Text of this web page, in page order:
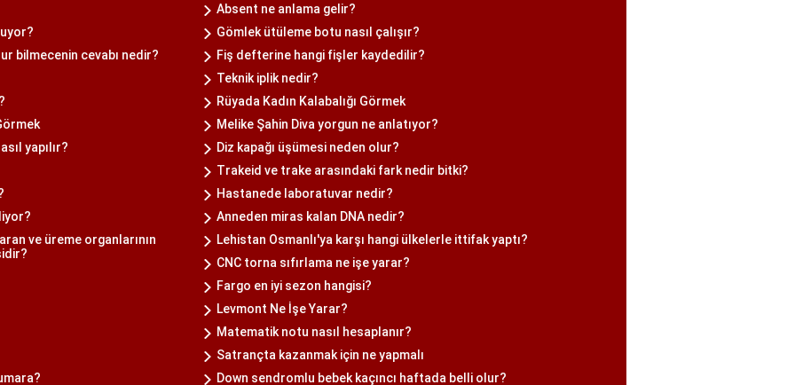
Absent ne anlama gelir?
Gömlek ütüleme botu nasıl çalışır?
bilmecenin cevabı nedir?
Fiş defterine hangi fişler kaydedilir?
Teknik iplik nedir?
Rüyada Kadın Kalabalığı Görmek
Melike Şahin Diva yorgun ne anlatıyor?
yapılır?
Diz kapağı üşümesi neden olur?
Trakeid ve trake arasındaki fark nedir bitki?
Hastanede laboratuvar nedir?
Anneden miras kalan DNA nedir?
ve üreme organlarının
Lehistan Osmanlı'ya karşı hangi ülkelerle ittifak yaptı?
CNC torna sıfırlama ne işe yarar?
Fargo en iyi sezon hangisi?
Levmont Ne İşe Yarar?
Matematik notu nasıl hesaplanır?
Satrançta kazanmak için ne yapmalı
Down sendromlu bebek kaçıncı haftada belli olur?